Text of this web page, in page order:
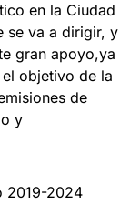
en la Ciudad
se va a dirigir, y
gran apoyo,ya
objetivo de la
de
y
2019-2024